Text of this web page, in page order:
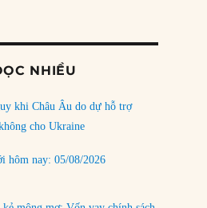
của Bắc Kinh ở Biển Đông
Các nước nhỏ sẽ luôn
NHIỀU
khi Châu Âu do dự hỗ trợ
cho Ukraine
hôm nay: 05/08/2026